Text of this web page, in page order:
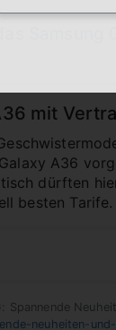
mit
A36
dürften
besten Tarife.
Spannende
neuheiten-